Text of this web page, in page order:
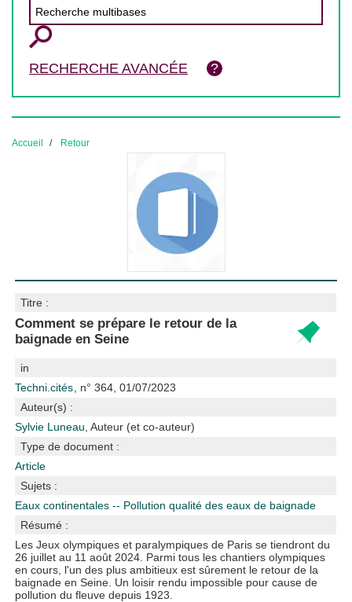
RECHERCHE AVANCÉE
Accueil Retour
Titre :
Comment se prépare le retour de la
baignade en Seine
in
Techni.cités , n° 364, 01/07/2023
Auteur(s) :
Sylvie Luneau , Auteur (et co-auteur)
Type de document :
Article
Sujets :
Eaux continentales -- Pollutionqualité des eaux de baignade
Résumé :
Les Jeux olympiques et paralympiques de Paris se tiendront du
26 juillet au 11 août 2024. Parmi tous les chantiers olympiques
en cours, l'un des plus ambitieux est sûrement le retour de la
baignade en Seine. Un loisir rendu impossible pour cause de
pollution du fleuve depuis 1923.